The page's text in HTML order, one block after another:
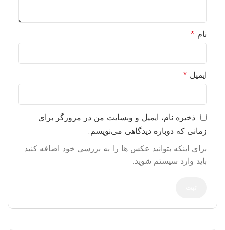
نام *
ایمیل *
ذخیره نام، ایمیل و وبسایت من در مرورگر برای
زمانی که دوباره دیدگاهی می‌نویسم.
برای اینکه بتوانید عکس ها را به بررسی خود اضافه کنید
باید وارد سیستم شوید.